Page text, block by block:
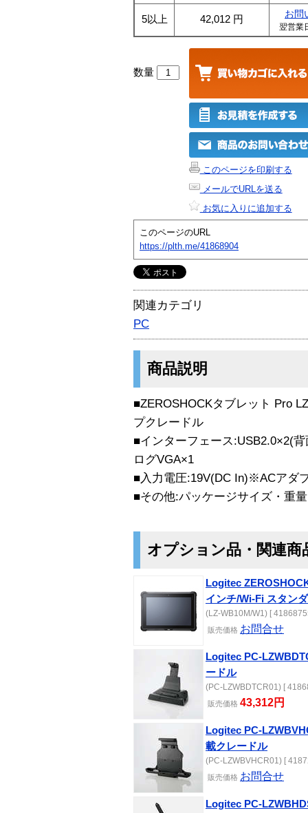
5以上 42,012 円 お問
翌営業
数量
このページを印刷する
メールでURLを送る
お気に入りに追加する
このページのURL
https://plth.me/41868904
関連カテゴリ
PC
商品説明
■ZEROSHOCKタブレット Pro
プクレードル
■インターフェース:USB2.0×2(
ログVGA×1
■入力電圧:19V(DC In)※ACアダ
■その他:パッケージサイズ・重
オプション品・関連商
Logitec
インチ/Wi-Fi スタン
(LZ-WB10M/W1) [
販売価格 お問合せ
Logitec PC-
ードル
(PC-LZWBDTCR01) [
販売価格 43,312円
Logitec PC-
載クレードル
(PC-LZWBVHCR01) [
販売価格 お問合せ
Logitec PC-